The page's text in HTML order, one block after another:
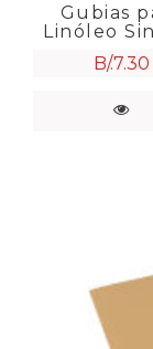
Gubias
Linóleo
B/.7.30